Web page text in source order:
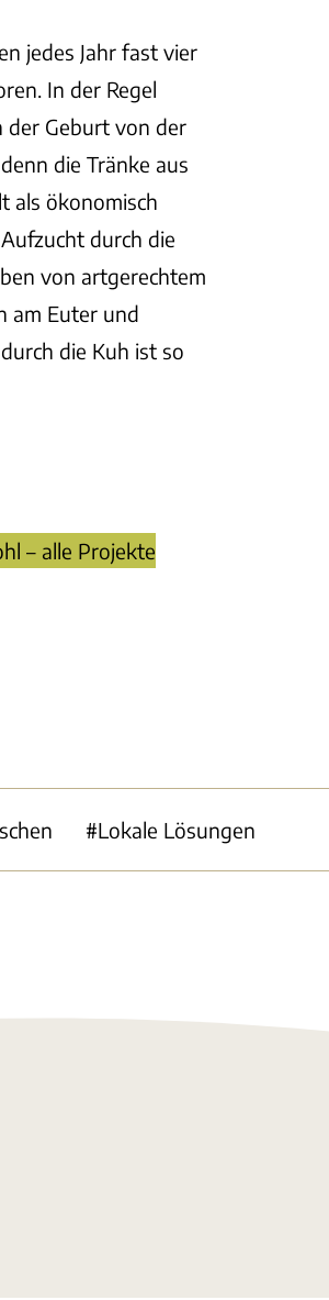
jedes Jahr fast vier
In der Regel
der Geburt von der
die Tränke aus
als ökonomisch
durch die
von artgerechtem
am Euter und
die Kuh ist so
– alle Projekte
Lokale Lösungen